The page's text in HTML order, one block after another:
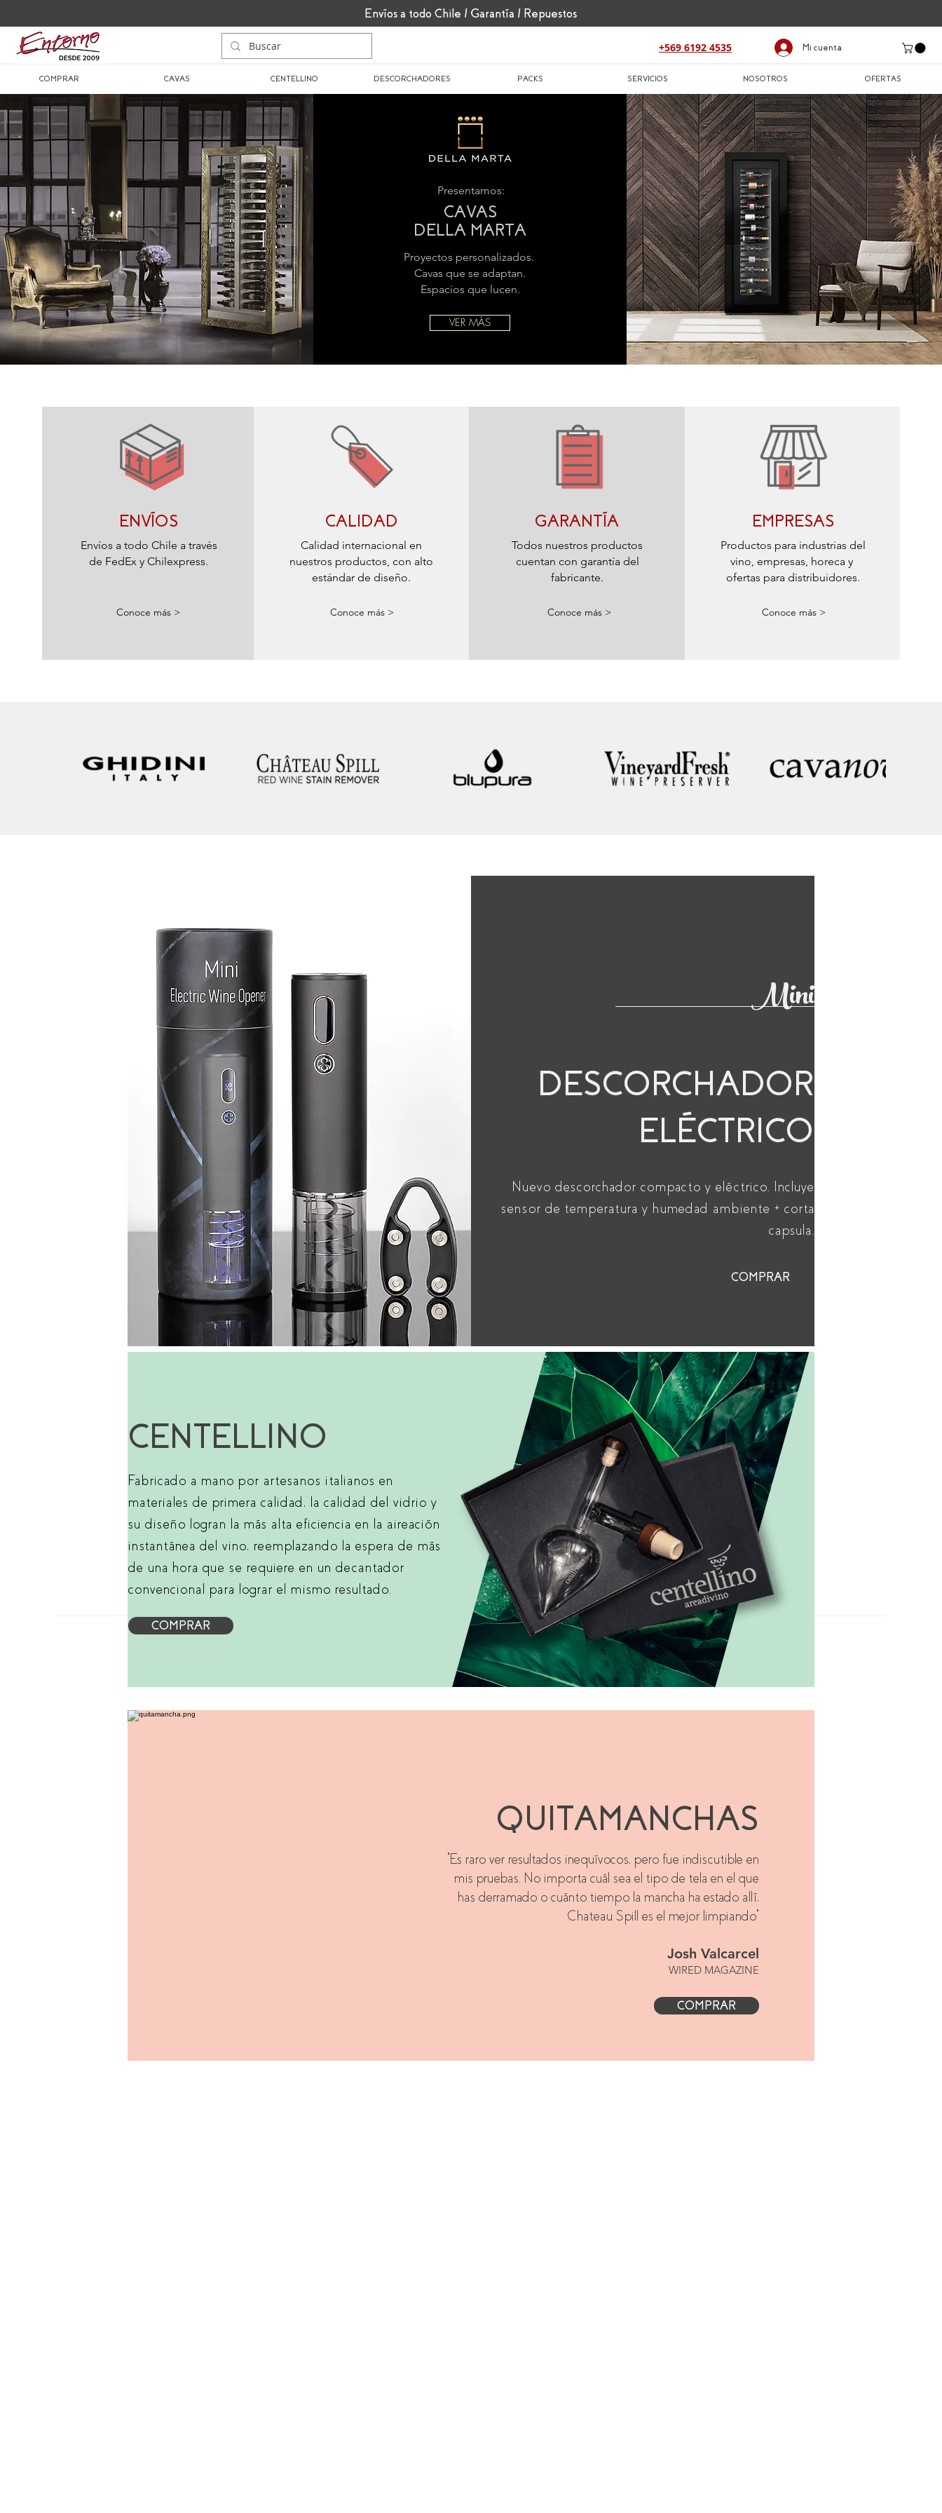
Mi cuenta
+569 6192 4535
Envíos a todo Chile / Garantía / Repuestos
COMPRAR CAVAS CENTELLINO DESCORCHADORES PACKS SERVICIOS NOSOTROS OFERTAS
Presentamos:
CAVAS
DELLA MARTA
Proyectos personalizados.
Cavas que se adaptan.
Espacios que lucen.
VER MÁS
ENVÍOS
Envíos a todo Chile a través
de FedEx y Chilexpress.
Conoce más >
CALIDAD
Calidad internacional en
nuestros productos, con alto
estándar de diseño.
Conoce más >
GARANTÍA
Todos nuestros productos
cuentan con garantía del
fabricante.
Conoce más >
EMPRESAS
Productos para industrias del
vino, empresas, horeca y
ofertas para distribuidores.
Conoce más >
Mini
DESCORCHADOR
ELÉCTRICO
Nuevo descorchador compacto y eléctrico. Incluye
sensor de temperatura y humedad ambiente + corta
capsula.
COMPRAR
CENTELLINO
Fabricado a mano por artesanos italianos en
materiales de primera calidad, la calidad del vidrio y
su diseño logran la más alta eficiencia en la aireación
instantánea del vino, reemplazando la espera de más
de una hora que se requiere en un decantador
convencional para lograr el mismo resultado.
COMPRAR
QUITAMANCHAS
“Es raro ver resultados inequívocos, pero fue indiscutible en
mis pruebas. No importa cuál sea el tipo de tela en el que
has derramado o cuánto tiempo la mancha ha estado allí,
Chateau Spill es el mejor limpiando”
Josh Valcarcel
WIRED MAGAZINE
COMPRAR